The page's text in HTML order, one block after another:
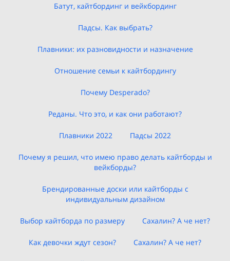
Батут, кайтбординг и вейкбординг
Падсы. Как выбрать?
Плавники: их разновидности и назначение
Отношение семьи к кайтбордингу
Почему Desperado?
Реданы. Что это, и как они работают?
Плавники 2022 Падсы 2022
Почему я решил, что имею право делать кайтборды и
вейкборды?
Брендированные доски или кайтборды с
индивидуальным дизайном
Выбор кайтборда по размеру Сахалин? А че нет?
Как девочки ждут сезон? Сахалин? А че нет?